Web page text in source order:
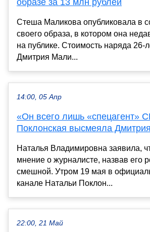
образе за 13 млн рублей
Стеша Маликова опубликовала в
своего образа, в котором она
на публике. Стоимость наряда 26-
Дмитрия Мали...
14:00, 05 Апр
«Он всего лишь «спецагент»
Поклонская высмеяла
Наталья Владимировна заявила,
мнение о журналисте, назвав его
смешной. Утром 19 мая в
канале Натальи Поклон...
22:00, 21 Май